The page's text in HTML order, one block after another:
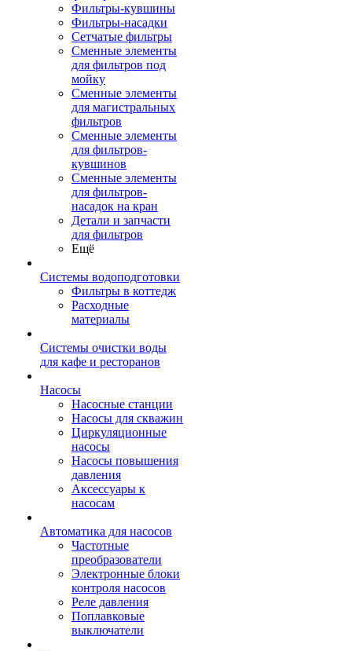
Фильтры-кувшины
Фильтры-насадки
Сетчатые фильтры
Сменные элементы
для фильтров под
мойку
Сменные элементы
для магистральных
фильтров
Сменные элементы
для фильтров-
кувшинов
Сменные элементы
для фильтров-
насадок на кран
Детали и запчасти
для фильтров
Ещё
Системы водоподготовки
Фильтры в коттедж
Расходные
материалы
Системы очистки воды
для кафе и ресторанов
Насосы
Насосные станции
Насосы для скважин
Циркуляционные
насосы
Насосы повышения
давления
Аксессуары к
насосам
Автоматика для насосов
Частотные
преобразователи
Электронные блоки
контроля насосов
Реле давления
Поплавковые
выключатели